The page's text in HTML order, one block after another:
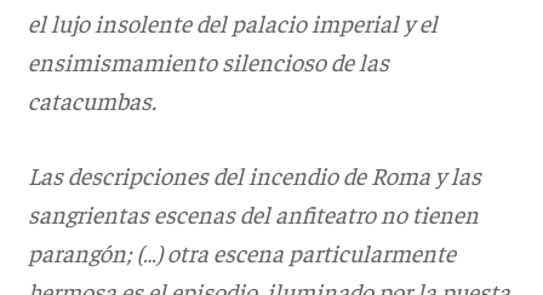
el lujo insolente del palacio imperial y el
ensimismamiento silencioso de las
catacumbas.
Las descripciones del incendio de Roma y las
sangrientas escenas del anfiteatro no tienen
parangón; (…) otra escena particularmente